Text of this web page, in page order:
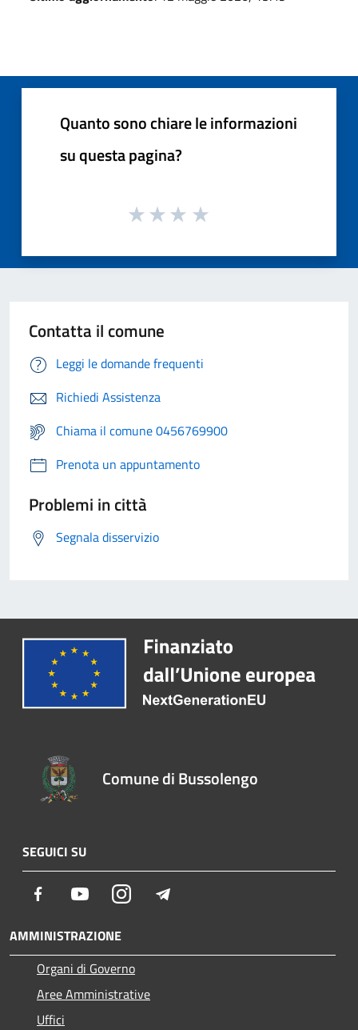
Quanto sono chiare le informazioni
su questa pagina?
Contatta il comune
Leggi le domande frequenti
Richiedi Assistenza
Chiama il comune 0456769900
Prenota un appuntamento
Problemi in città
Segnala disservizio
Comune di Bussolengo
SEGUICI SU
Facebook YoutubeInstagram
AMMINISTRAZIONE
Organi di Governo
Aree Amministrative
Uffici